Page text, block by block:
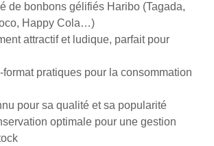
de bonbons gélifiés Haribo (Tagada,
Happy Cola…)
attractif et ludique, parfait pour
pratiques pour la consommation
pour sa qualité et sa popularité
optimale pour une gestion